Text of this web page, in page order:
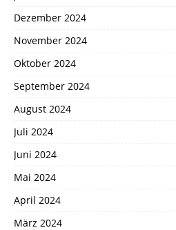
Dezember 2024
November 2024
Oktober 2024
September 2024
August 2024
Juli 2024
Juni 2024
Mai 2024
April 2024
März 2024